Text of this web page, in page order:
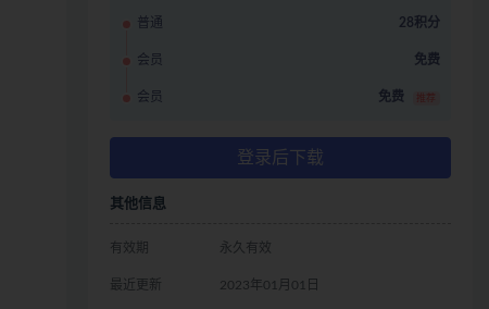
普通 28积分
会员 免费
会员 免费 推荐
登录后下载
其他信息
有效期 永久有效
最近更新 2023年01月01日